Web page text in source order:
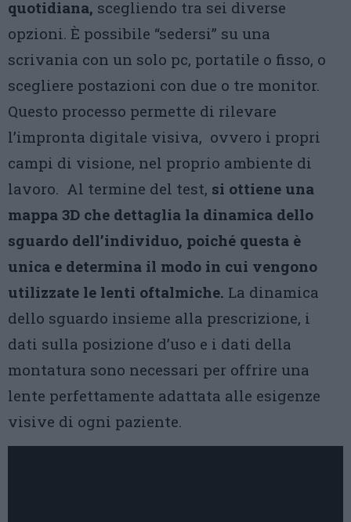
quotidiana, scegliendo tra sei diverse
opzioni. È possibile “sedersi” su una
scrivania con un solo pc, portatile o fisso, o
scegliere postazioni con due o tre monitor.
Questo processo permette di rilevare
l’impronta digitale visiva, ovvero i propri
campi di visione, nel proprio ambiente di
lavoro. Al termine del test, si ottiene una
mappa 3D che dettaglia la dinamica dello
sguardo dell’individuo, poiché questa è
unica e determina il modo in cui vengono
utilizzate le lenti oftalmiche. La dinamica
dello sguardo insieme alla prescrizione, i
dati sulla posizione d’uso e i dati della
montatura sono necessari per offrire una
lente perfettamente adattata alle esigenze
visive di ogni paziente.